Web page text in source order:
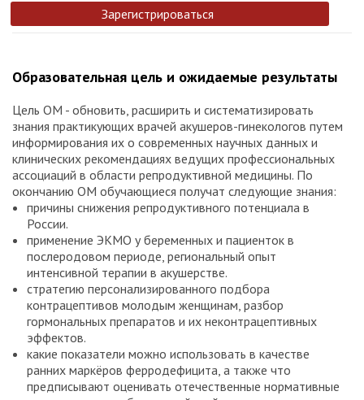
Зарегистрироваться
Образовательная цель и ожидаемые результаты
Цель ОМ - обновить, расширить и систематизировать
знания практикующих врачей акушеров-гинекологов путем
информирования их о современных научных данных и
клинических рекомендациях ведущих профессиональных
ассоциаций в области репродуктивной медицины. По
окончанию ОМ обучающиеся получат следующие знания:
причины снижения репродуктивного потенциала в
России.
применение ЭКМО у беременных и пациенток в
послеродовом периоде, региональный опыт
интенсивной терапии в акушерстве.
стратегию персонализированного подбора
контрацептивов молодым женщинам, разбор
гормональных препаратов и их неконтрацептивных
эффектов.
какие показатели можно использовать в качестве
ранних маркёров ферродефицита, а также что
предписывают оценивать отечественные нормативные